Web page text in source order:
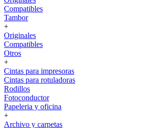
Compatibles
Tambor
+
Originales
Compatibles
Otros
+
Cintas para impresoras
Cintas para rotuladoras
Rodillos
Fotoconductor
Papeleria y oficina
+
Archivo y carpetas